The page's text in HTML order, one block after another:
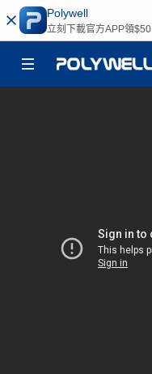
Polywell
立刻下載官方APP領$50